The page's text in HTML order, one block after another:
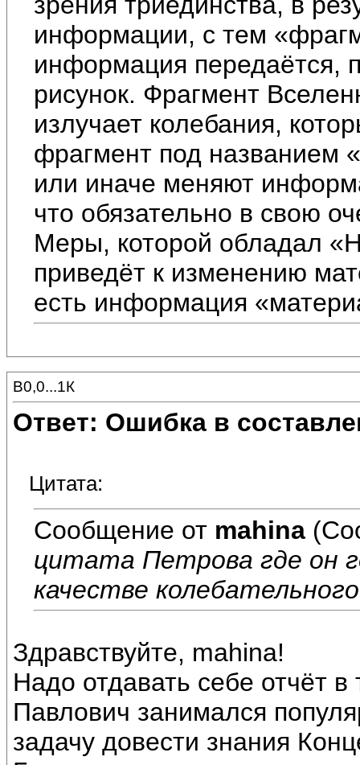
информации, с тем
информация передаётся,
рисунок. Фрагмент
излучает колебания,
фрагмент под названием
или иначе меняют
что обязательно в свою
Меры, которой обладал
приведёт к изменению
есть информация
В0,0...1К
Ответ: Ошибка в
Цитата:
Сообщение от mahina
цитата Петрова где он
качестве
Здравствуйте, mahina!
Надо отдавать себе отчёт
Павлович занимался
задачу довести знания